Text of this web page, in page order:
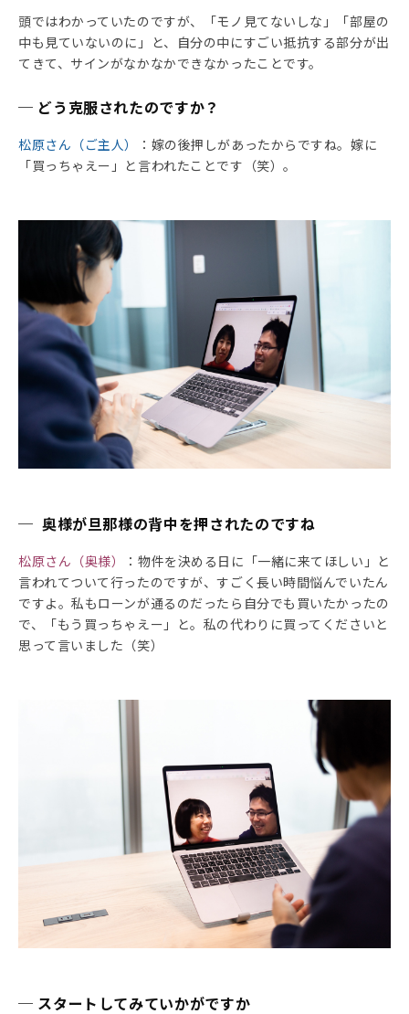
頭ではわかっていたのですが、「モノ見てないしな」「部屋の
中も見ていないのに」と、自分の中にすごい抵抗する部分が出
てきて、サインがなかなかできなかったことです。
─ どう克服されたのですか？
松原さん（ご主人）
：嫁の後押しがあったからですね。嫁に
「買っちゃえー」と言われたことです（笑）。
─ 奥様が旦那様の背中を押されたのですね
松原さん（奥様）
：物件を決める日に「一緒に来てほしい」と
言われてついて行ったのですが、すごく長い時間悩んでいたん
ですよ。私もローンが通るのだったら自分でも買いたかったの
で、「もう買っちゃえー」と。私の代わりに買ってくださいと
思って言いました（笑）
─ スタートしてみていかがですか